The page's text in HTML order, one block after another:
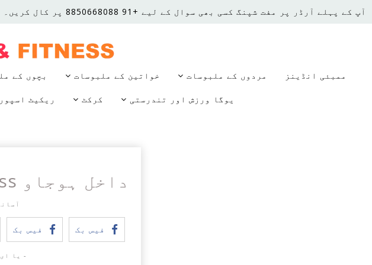
آپ کے پہلے آرڈر پر مفت شپنگ کسی بھی سوال کے لیے +91 8850668088 پر کال کریں۔
ممبئی انڈینز مردوں کے ملبوسات خواتین کے ملبوسات بچوں کے
یوگا ورزش اور تندرستی کرکٹ ریکیٹ
داخل ہوجاو KD Sports and Fitness
فیس بک فیس بک
- یا